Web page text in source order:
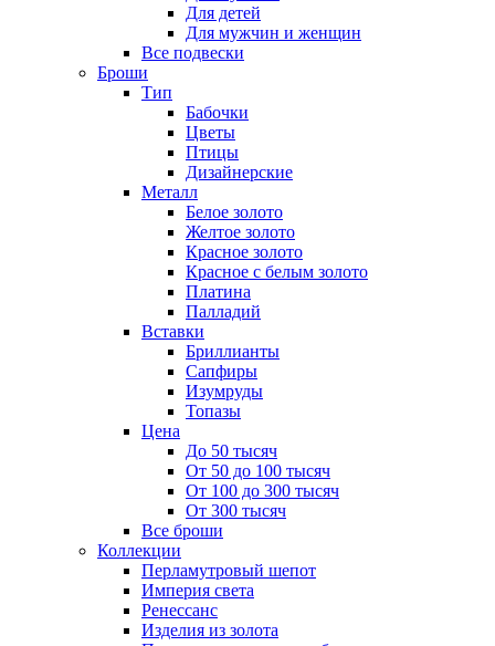
Для детей
Для мужчин и женщин
Все подвески
Броши
Тип
Бабочки
Цветы
Птицы
Дизайнерские
Металл
Белое золото
Желтое золото
Красное золото
Красное с белым золото
Платина
Палладий
Вставки
Бриллианты
Сапфиры
Изумруды
Топазы
Цена
До 50 тысяч
От 50 до 100 тысяч
От 100 до 300 тысяч
От 300 тысяч
Все броши
Коллекции
Перламутровый шепот
Империя света
Ренессанс
Изделия из золота